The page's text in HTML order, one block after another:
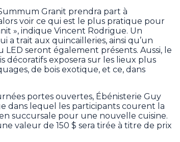
Granit prendra part à
voir ce qui est le plus pratique pour
», indique Vincent Rodrigue. Un
a trait aux quincailleries, ainsi qu’un
seront également présents. Aussi, le
décoratifs exposera sur les lieux plus
de bois exotique, et ce, dans
portes ouvertes, Ébénisterie Guy
dans lequel les participants courent la
succursale pour une nouvelle cuisine.
valeur de 150 $ sera tirée à titre de prix